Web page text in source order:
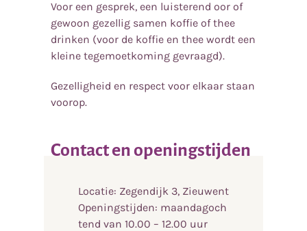
Voor een gesprek, een luisterend oor of
gewoon gezellig samen koffie of thee
drinken (voor de koffie en thee wordt een
kleine tegemoetkoming gevraagd).
Gezelligheid en respect voor elkaar staan
voorop.
Contact en openingstijden
Locatie: Zegendijk 3, Zieuwent
Openingstijden: maandagoch
tend van 10.00 – 12.00 uur